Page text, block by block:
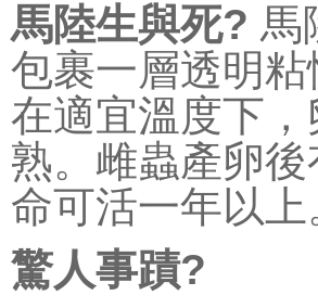
馬陸生與死? 馬
包裹一層透明
在適宜溫度下
熟。雌蟲產卵
命可活一年以上
驚人事蹟?